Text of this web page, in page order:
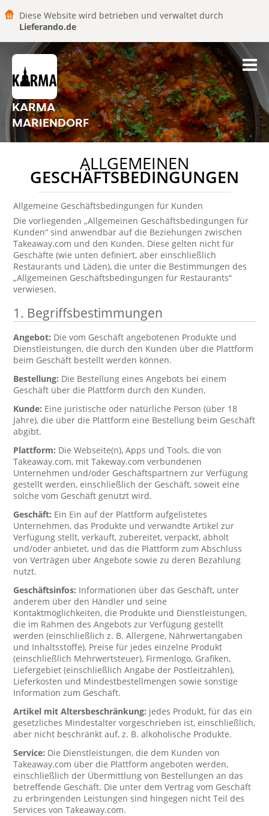
Diese Website wird betrieben und verwaltet durch
Lieferando.de
KARMA
MARIENDORF
ALLGEMEINEN
GESCHÄFTSBEDINGUNGEN
Allgemeine Geschäftsbedingungen für Kunden
Die vorliegenden „Allgemeinen Geschäftsbedingungen für
Kunden“ sind anwendbar auf die Beziehungen zwischen
Takeaway.com und den Kunden. Diese gelten nicht für
Geschäfte (wie unten definiert, aber einschließlich
Restaurants und Läden), die unter die Bestimmungen des
„Allgemeinen Geschäftsbedingungen für Restaurants“
verwiesen.
1. Begriffsbestimmungen
Angebot: Die vom Geschäft angebotenen Produkte und
Dienstleistungen, die durch den Kunden über die Plattform
beim Geschäft bestellt werden können.
Bestellung: Die Bestellung eines Angebots bei einem
Geschäft über die Plattform durch den Kunden.
Kunde: Eine juristische oder natürliche Person (über 18
Jahre), die über die Plattform eine Bestellung beim Geschäft
abgibt.
Plattform: Die Webseite(n), Apps und Tools, die von
Takeaway.com, mit Takeway.com verbundenen
Unternehmen und/oder Geschäftspartnern zur Verfügung
gestellt werden, einschließlich der Geschäft, soweit eine
solche vom Geschäft genutzt wird.
Geschäft: Ein Ein auf der Plattform aufgelistetes
Unternehmen, das Produkte und verwandte Artikel zur
Verfügung stellt, verkauft, zubereitet, verpackt, abholt
und/oder anbietet, und das die Plattform zum Abschluss
von Verträgen über Angebote sowie zu deren Bezahlung
nutzt.
Geschäftsinfos: Informationen über das Geschäft, unter
anderem über den Händler und seine
Kontaktmöglichkeiten, die Produkte und Dienstleistungen,
die im Rahmen des Angebots zur Verfügung gestellt
werden (einschließlich z. B. Allergene, Nährwertangaben
und Inhaltsstoffe), Preise für jedes einzelne Produkt
(einschließlich Mehrwertsteuer), Firmenlogo, Grafiken,
Liefergebiet (einschließlich Angabe der Postleitzahlen),
Lieferkosten und Mindestbestellmengen sowie sonstige
Information zum Geschäft.
Artikel mit Altersbeschränkung: jedes Produkt, für das ein
gesetzliches Mindestalter vorgeschrieben ist, einschließlich,
aber nicht beschränkt auf, z. B. alkoholische Produkte.
Service: Die Dienstleistungen, die dem Kunden von
Takeaway.com über die Plattform angeboten werden,
einschließlich der Übermittlung von Bestellungen an das
betreffende Geschäft. Die unter dem Vertrag vom Geschäft
zu erbringenden Leistungen sind hingegen nicht Teil des
Services von Takeaway.com.